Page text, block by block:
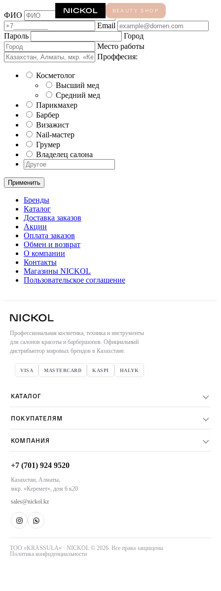
ФИО
Моб.тел
Email
Пароль
Город
Место работы
Проффесия:
Косметолог
Высший мед
Средний мед
Парикмахер
Барбер
Визажист
Nail-мастер
Грумер
Владелец салона
Применить
Бренды
Каталог
Доставка заказов
Акции
Оплата заказов
Обмен и возврат
О компании
Контакты
Магазины NICKOL
Пользовательское соглашение
Профессиональная косметика, техника и инструменты
для салонов красоты и барбершопов. Официальный
дистрибьютор мировых брендов в Казахстане.
VISA MASTERCARD KASPI HALYK
КАТАЛОГ
Уход за волосами
Техника и инструменты
Акции
ПОКУПАТЕЛЯМ
КОМПАНИЯ
Контакты
Магазины NICKOL
Тараз
+7 (701) 924 9520
Казахстан, Алматы,
мкр. «Керемет», дом 6 к20
sales@nickol.kz
ТОО «KRASSULA» · NICKOL © 2026. Все права защищены
Политика конфиденциальности